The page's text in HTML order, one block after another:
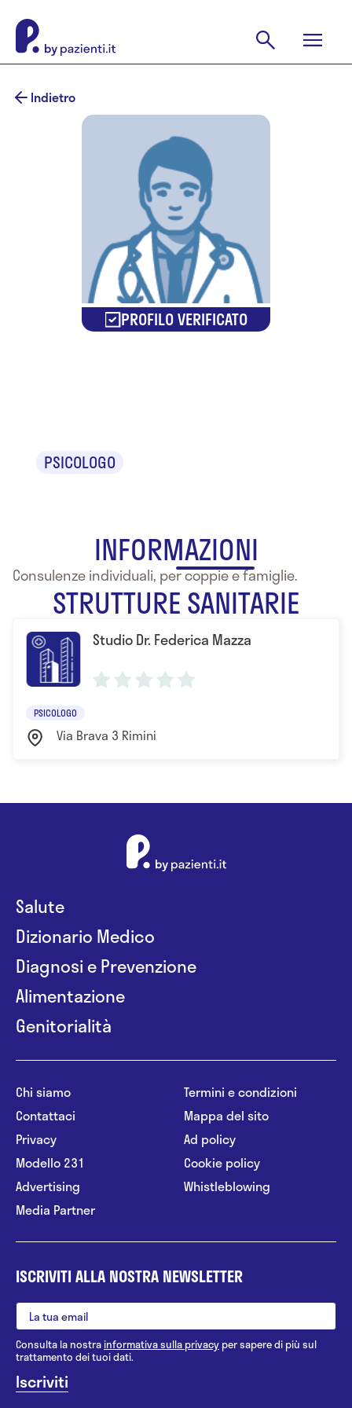
Indietro
PROFILO VERIFICATO
PSICOLOGO
INFORMAZIONI
Consulenze individuali, per coppie e famiglie.
STRUTTURE SANITARIE
Studio Dr. Federica Mazza
PSICOLOGO
Via Brava 3 Rimini
Salute
Dizionario Medico
Diagnosi e Prevenzione
Alimentazione
Genitorialità
Chi siamo
Contattaci
Privacy
Modello 231
Advertising
Media Partner
Termini e condizioni
Mappa del sito
Ad policy
Cookie policy
Whistleblowing
ISCRIVITI ALLA NOSTRA NEWSLETTER
Consulta la nostrainformativa sulla privacy per sapere di più sul
trattamento dei tuoi dati.